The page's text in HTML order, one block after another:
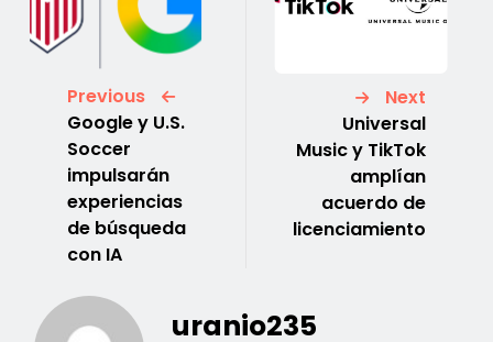
Previous
Google y U.S.
Soccer
impulsarán
experiencias
de búsqueda
con IA
Next
Universal
Music y TikTok
amplían
acuerdo de
licenciamiento
uranio235